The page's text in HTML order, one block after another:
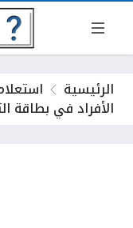
الرئيسية
الأفراد في بطاقة